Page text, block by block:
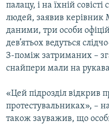
палацу, і на їхній
людей, заявив керівник
даними, три особи
дев’ятьох ведуться
З-поміж затриманих –
снайпери мали на
«Цей підрозділ відкрив
протестувальниках», –
також зауважив, що